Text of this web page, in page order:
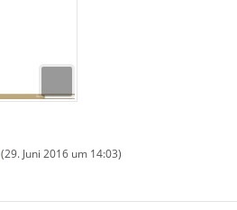
(29. Juni 2016 um 14:03)